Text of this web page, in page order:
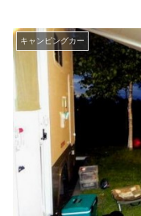
キャンピングカー